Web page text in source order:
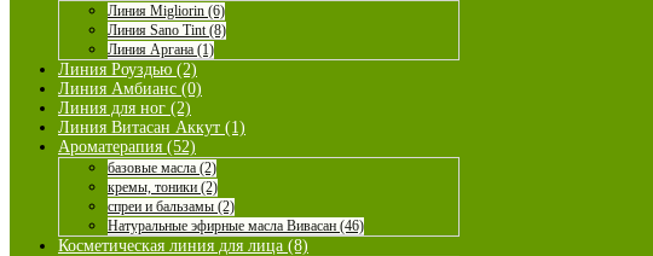
Линия Migliorin (6)
Линия Sano Tint (8)
Линия Аргана (1)
Линия Роуздью (2)
Линия Амбианс (0)
Линия для ног (2)
Линия Витасан Аккут (1)
Ароматерапия (52)
базовые масла (2)
кремы, тоники (2)
спреи и бальзамы (2)
Натуральные эфирные масла Вивасан (46)
Косметическая линия для лица (8)